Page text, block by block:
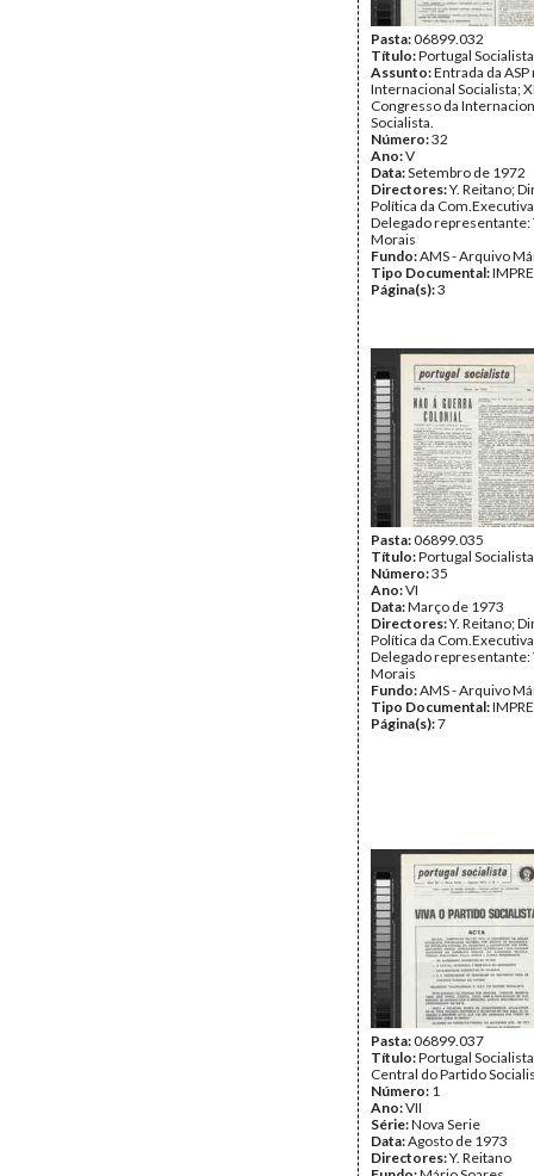
Pasta:06899.032
Título:Portugal Socialista
Assunto:Entrada da ASP
Internacional Socialista;
Congresso da
Socialista.
Número:32
Ano:V
Data:Setembro de 1972
Directores:Y. Reitano;
Política da Com.Executiva
Delegado representante:
Morais
Fundo:AMS - Arquivo
Tipo Documental:
Página(s):3
Pasta:06899.035
Título:Portugal Socialista
Número:35
Ano:VI
Data:Março de 1973
Directores:Y. Reitano;
Política da Com.Executiva
Delegado representante:
Morais
Fundo:AMS - Arquivo
Tipo Documental:
Página(s):7
Pasta:06899.037
Título:Portugal
Central do Partido
Número: 1
Ano:VII
Série:Nova Serie
Data:Agosto de 1973
Directores:Y. Reitano